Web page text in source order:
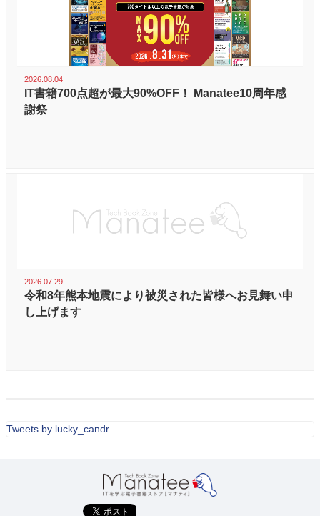
2026.08.04
IT書籍700点超が最大90%OFF！ Manatee10周年感
謝祭
2026.07.29
令和8年熊本地震により被災された皆様へお見舞い申
し上げます
Tweets by lucky_candr